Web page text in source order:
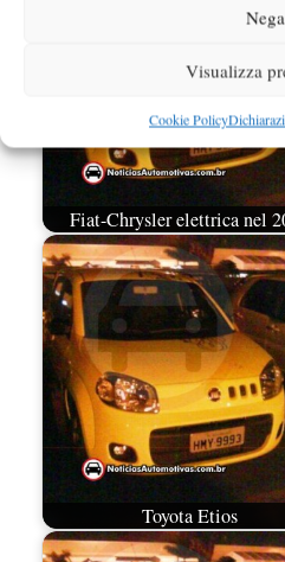
Nega
Visualizza
Cookie Policy
Fiat-Chrysler elettrica nel
Toyota Etios